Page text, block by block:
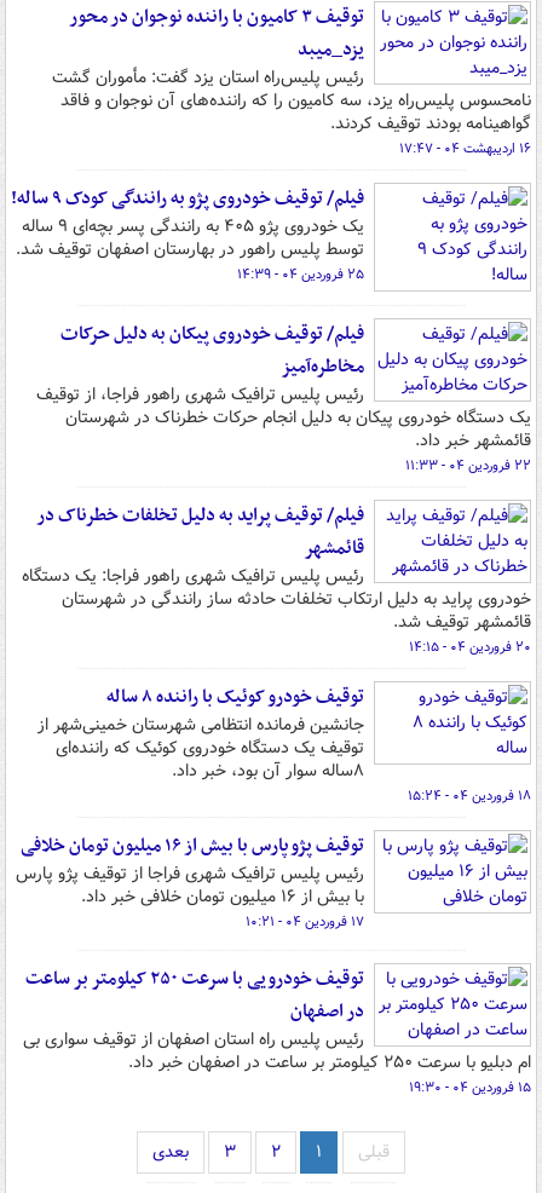
توقیف ۳ کامیون با راننده نوجوان در محور
یزد_میبد
رئیس پلیس‌راه استان یزد گفت: مأموران گشت
نامحسوس پلیس‌راه یزد، سه کامیون را که راننده‌های آن نوجوان و فاقد
گواهینامه بودند توقیف کردند.
۱۶ اردیبهشت ۰۴ - ۱۷:۴۷
فیلم/ توقیف خودروی پژو به رانندگی کودک ۹ ساله!
یک خودروی پژو ۴۰۵ به رانندگی پسر بچه‌ای ۹ ساله
توسط پلیس راهور در بهارستان اصفهان توقیف شد.
۲۵ فروردین ۰۴ - ۱۴:۳۹
فیلم/ توقیف خودروی پیکان به دلیل حرکات
مخاطره‌آمیز
رئیس پلیس ترافیک شهری راهور فراجا، از توقیف
یک دستگاه خودروی پیکان به دلیل انجام حرکات خطرناک در شهرستان
قائمشهر خبر داد.
۲۲ فروردین ۰۴ - ۱۱:۳۳
فیلم/ توقیف پراید به دلیل تخلفات خطرناک در
قائمشهر
رئیس پلیس ترافیک شهری راهور فراجا: یک دستگاه
خودروی پراید به دلیل ارتکاب تخلفات حادثه ساز رانندگی در شهرستان
قائمشهر توقیف شد.
۲۰ فروردین ۰۴ - ۱۴:۱۵
توقیف خودرو کوئیک با راننده ۸ ساله
جانشین فرمانده انتظامی شهرستان خمینی‌شهر از
توقیف یک دستگاه خودروی کوئیک که راننده‌ای
۸ساله سوار آن بود، خبر داد.
۱۸ فروردین ۰۴ - ۱۵:۲۴
توقیف پژو پارس با بیش از ۱۶ میلیون تومان خلافی
رئیس پلیس ترافیک شهری فراجا از توقیف پژو پارس
با بیش از ۱۶ میلیون تومان خلافی خبر داد.
۱۷ فروردین ۰۴ - ۱۰:۲۱
توقیف خودرویی با سرعت ۲۵۰ کیلومتر بر ساعت
در اصفهان
رئیس پلیس راه استان اصفهان از توقیف سواری بی
ام دبلیو با سرعت ۲۵۰ کیلومتر بر ساعت در اصفهان خبر داد.
۱۵ فروردین ۰۴ - ۱۹:۳۰
قبلی ۱ ۲ ۳ بعدی